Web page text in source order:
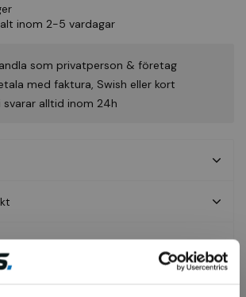
inom 2-5 vardagar
som privatperson & företag
med faktura, Swish eller kort
svarar alltid inom 24h